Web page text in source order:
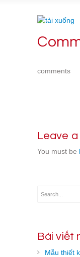
comments
Leave
You must be
Bài viết
Mẫu thiết